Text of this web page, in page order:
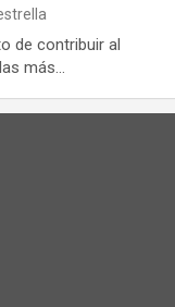
de contribuir al
más…